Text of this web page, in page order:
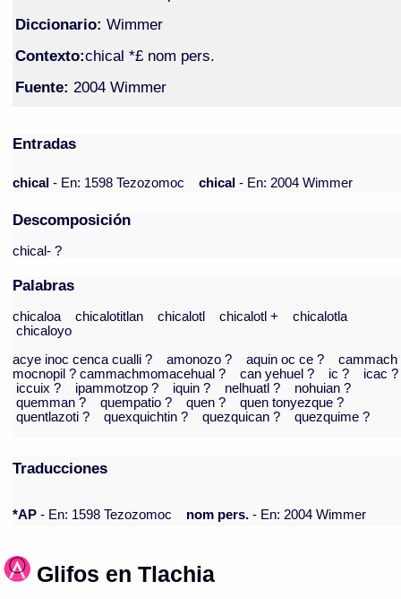
Diccionario: Wimmer
Contexto:chical *£ nom pers.
Fuente: 2004 Wimmer
Entradas
chical- En: 1598 Tezozomoc chical- En: 2004 Wimmer
Descomposición
chical- ?
Palabras
chicaloa chicalotitlan chicalotl chicalotl +
chicalotla
chicaloyo
acye inoc cenca cualli ?
amonozo ? aquin oc ce ?
cammach
mocnopil ? cammachmomacehual ?
can yehuel ? ic ?
icac ?
iccuix ?
ipammotzop ? iquin ? nelhuatl ?
nohuian ?
quemman ?
quempatio ? quen ?
quen tonyezque ?
quentlazoti ?
quexquichtin ? quezquican ? quezquime ?
Traducciones
*AP - En: 1598 Tezozomoc nom pers. - En: 2004 Wimmer
Glifos en Tlachia